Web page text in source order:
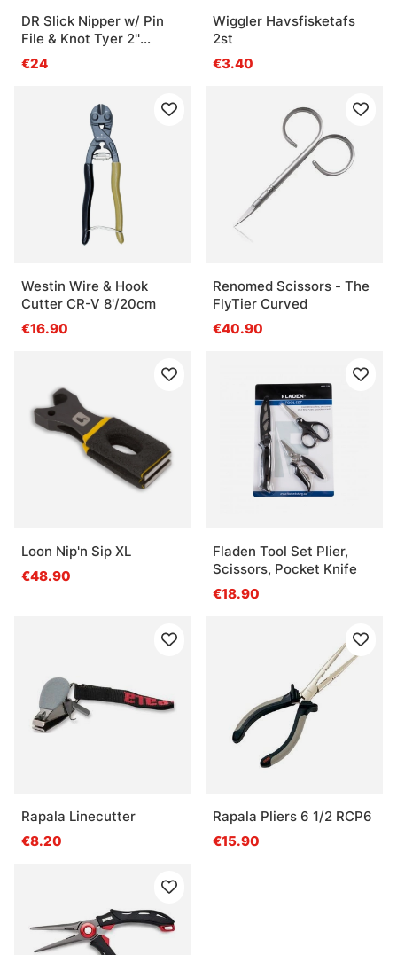
DR Slick Nipper w/ Pin
File & Knot Tyer 2''
Stainless Steel
€24
Wiggler Havsfisketafs
2st
€3.40
Westin Wire & Hook
Cutter CR-V 8'/20cm
€16.90
Renomed Scissors - The
FlyTier Curved
€40.90
Loon Nip'n Sip XL
€48.90
Fladen Tool Set Plier,
Scissors, Pocket Knife
€18.90
Rapala Linecutter
€8.20
Rapala Pliers 6 1/2 RCP6
€15.90